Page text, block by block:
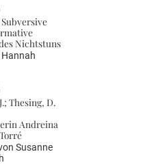
Nichtstuns
Hannah
Thesing, D.
Andreina
Susanne